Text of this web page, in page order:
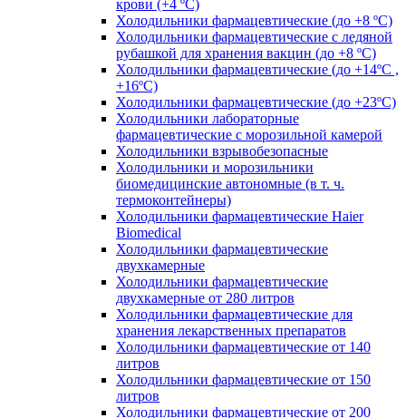
крови (+4 ºС)
Холодильники фармацевтические (до +8 ºС)
Холодильники фармацевтические с ледяной
рубашкой для хранения вакцин (до +8 ºС)
Холодильники фармацевтические (до +14ºС ,
+16ºС)
Холодильники фармацевтические (до +23ºС)
Холодильники лабораторные
фармацевтические с морозильной камерой
Холодильники взрывобезопасные
Холодильники и морозильники
биомедицинские автономные (в т. ч.
термоконтейнеры)
Холодильники фармацевтические Haier
Biomedical
Холодильники фармацевтические
двухкамерные
Холодильники фармацевтические
двухкамерные от 280 литров
Холодильники фармацевтические для
хранения лекарственных препаратов
Холодильники фармацевтические от 140
литров
Холодильники фармацевтические от 150
литров
Холодильники фармацевтические от 200